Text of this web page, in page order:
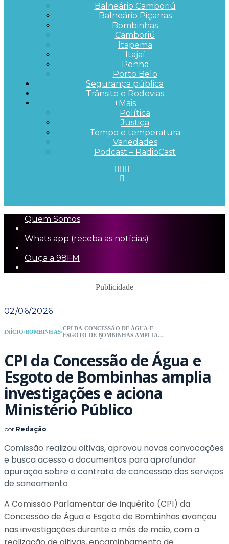
Balneário Camboriú
Balneário Piçarras
Bombinhas
Camboriú
Itapema
Itajaí
Penha
Porto Belo
Segurança pública
Trânsito e Rodovias
+Mais
Política
Justiça
Tempo e temperatura
Variedades
Podcast – RadioCast
Quem Somos
Whats app (receba as notícias)
Ouça a 98FM
Publicidade
02/06/2026
INÍCIO›BOMBINHAS›
CPI DA CONCESSÃO DE ÁGUA E
ESGOTO DE BOMBINHAS AMPLIA
CPI da Concessão de Água e
Esgoto de Bombinhas amplia
investigações e aciona
Ministério Público
por Redação
Comissão realizou oitivas, aprovou novas convocações
e busca acesso a documentos para aprofundar
apuração sobre o contrato de concessão dos serviços
de saneamento
A Comissão Parlamentar de Inquérito (CPI) da
Concessão de Água e Esgoto de Bombinhas avançou
nas investigações durante o mês de maio, com a